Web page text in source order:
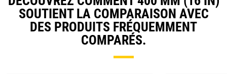
SOUTIENT LA COMPARAISON AVEC
DES PRODUITS FRÉQUEMMENT
COMPARÉS.